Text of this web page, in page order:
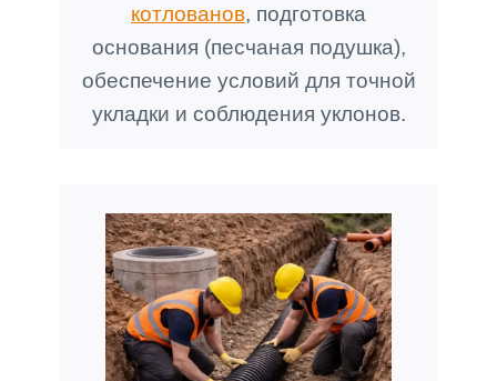
котлованов, подготовка
основания (песчаная подушка),
обеспечение условий для точной
укладки и соблюдения уклонов.